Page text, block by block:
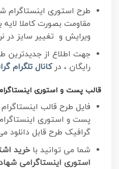
طرح استوری اینستاگرام
ویرایش و تغییر سایز در
جهت اطلاع از جدیدترین
رایگان ، درکانال تلگرام
قالب پست و استوری
فایل طرح قالب
گرافیک طرح قابل دانلود
شما می توانید با خرید
استوری اینستاگرامی